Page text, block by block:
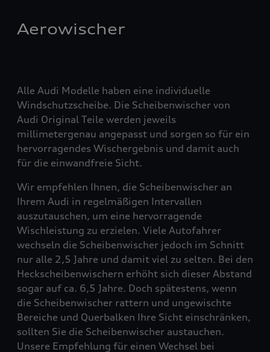
Aerowischer
Alle Audi Modelle haben eine individuelle
Windschutzscheibe. Die Scheibenwischer von
Audi Original Teile werden jeweils
millimetergenau angepasst und sorgen so für ein
hervorragendes Wischergebnis und damit auch
für die einwandfreie Sicht.
Wir empfehlen Ihnen, die Scheibenwischer an
Ihrem Audi in regelmäßigen Intervallen
auszutauschen, um eine hervorragende
Wischleistung zu erzielen. Viele Autofahrer
wechseln die Scheibenwischer jedoch im Schnitt
nur alle 2,5 Jahre und damit viel zu selten. Bei den
Heckscheibenwischern erhöht sich dieser Abstand
sogar auf ca. 6,5 Jahre. Doch spätestens, wenn
die Scheibenwischer rattern und ungewischte
Bereiche und Querbalken Ihre Sicht einschränken,
sollten Sie die Scheibenwischer austauchen.
Unsere Empfehlung für einen Wechsel bei